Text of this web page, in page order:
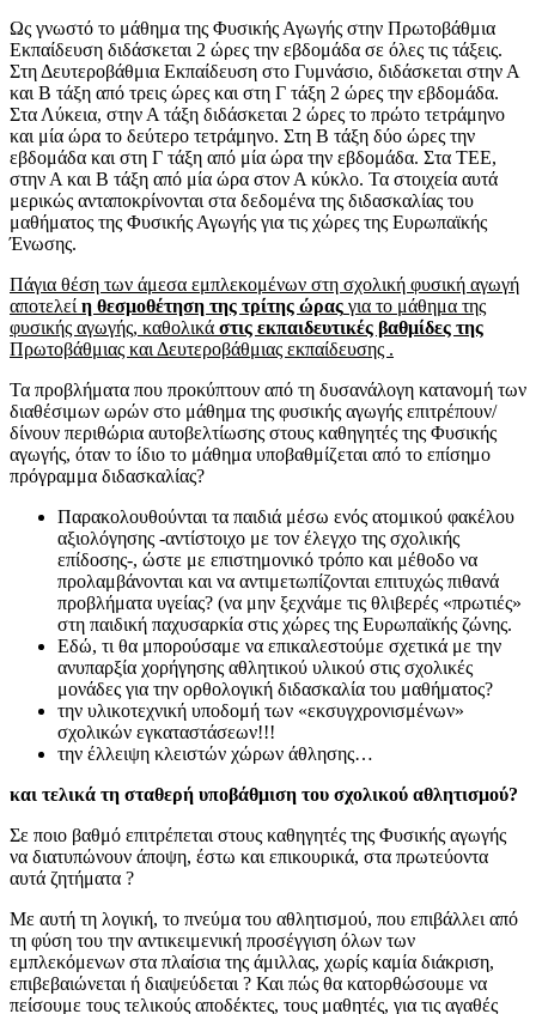
Ως γνωστό το μάθημα της Φυσικής Αγωγής στην Πρωτοβάθμια
Εκπαίδευση διδάσκεται 2 ώρες την εβδομάδα σε όλες τις τάξεις.
Στη Δευτεροβάθμια Εκπαίδευση στο Γυμνάσιο, διδάσκεται στην Α
και Β τάξη από τρεις ώρες και στη Γ τάξη 2 ώρες την εβδομάδα.
Στα Λύκεια, στην Α τάξη διδάσκεται 2 ώρες το πρώτο τετράμηνο
και μία ώρα το δεύτερο τετράμηνο. Στη Β τάξη δύο ώρες την
εβδομάδα και στη Γ τάξη από μία ώρα την εβδομάδα. Στα ΤΕΕ,
στην Α και Β τάξη από μία ώρα στον Α κύκλο. Τα στοιχεία αυτά
μερικώς ανταποκρίνονται στα δεδομένα της διδασκαλίας του
μαθήματος της Φυσικής Αγωγής για τις χώρες της Ευρωπαϊκής
Ένωσης.
Πάγια θέση των άμεσα εμπλεκομένων στη σχολική φυσική αγωγή
αποτελείη θεσμοθέτηση της τρίτης ώρας για το μάθημα της
φυσικής αγωγής, καθολικά στις εκπαιδευτικές βαθμίδες της
Πρωτοβάθμιας και Δευτεροβάθμιας εκπαίδευσης .
Τα προβλήματα που προκύπτουν από τη δυσανάλογη κατανομή των
διαθέσιμων ωρών στο μάθημα της φυσικής αγωγής επιτρέπουν/
δίνουν περιθώρια αυτοβελτίωσης στους καθηγητές της Φυσικής
αγωγής, όταν το ίδιο το μάθημα υποβαθμίζεται από το επίσημο
πρόγραμμα διδασκαλίας?
Παρακολουθούνται τα παιδιά μέσω ενός ατομικού φακέλου
αξιολόγησης -αντίστοιχο με τον έλεγχο της σχολικής
επίδοσης-, ώστε με επιστημονικό τρόπο και μέθοδο να
προλαμβάνονται και να αντιμετωπίζονται επιτυχώς πιθανά
προβλήματα υγείας? (να μην ξεχνάμε τις θλιβερές «πρωτιές»
στη παιδική παχυσαρκία στις χώρες της Ευρωπαϊκής ζώνης.
Εδώ, τι θα μπορούσαμε να επικαλεστούμε σχετικά με την
ανυπαρξία χορήγησης αθλητικού υλικού στις σχολικές
μονάδες για την ορθολογική διδασκαλία του μαθήματος?
την υλικοτεχνική υποδομή των «εκσυγχρονισμένων»
σχολικών εγκαταστάσεων!!!
την έλλειψη κλειστών χώρων άθλησης…
και τελικά τη σταθερή υποβάθμιση του σχολικού αθλητισμού?
Σε ποιο βαθμό επιτρέπεται στους καθηγητές της Φυσικής αγωγής
να διατυπώνουν άποψη, έστω και επικουρικά, στα πρωτεύοντα
αυτά ζητήματα ?
Με αυτή τη λογική, το πνεύμα του αθλητισμού, που επιβάλλει από
τη φύση του την αντικειμενική προσέγγιση όλων των
εμπλεκόμενων στα πλαίσια της άμιλλας, χωρίς καμία διάκριση,
επιβεβαιώνεται ή διαψεύδεται ? Και πώς θα κατορθώσουμε να
πείσουμε τους τελικούς αποδέκτες, τους μαθητές, για τις αγαθές